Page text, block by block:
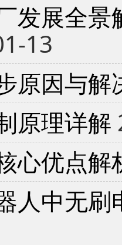
发展全
13
原因与解
原理详解
心优点解
人中无